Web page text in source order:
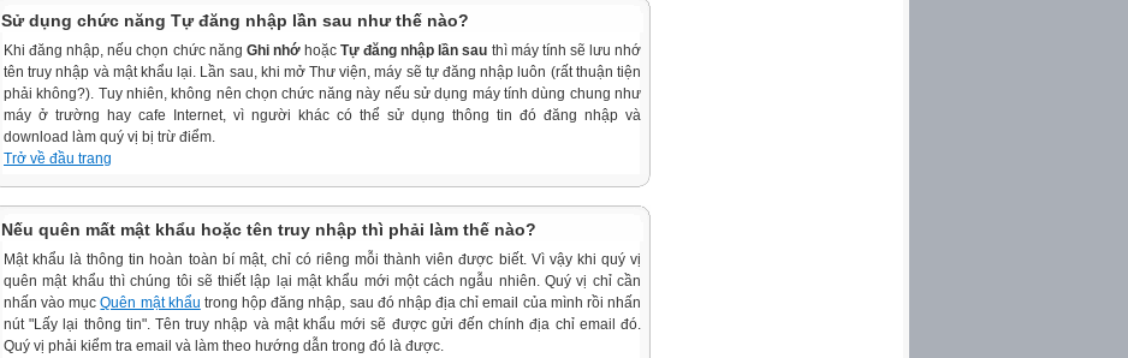
Sử dụng chức năng Tự đăng nhập lần sau như thế nào?
Khi đăng nhập, nếu chọn chức năng Ghi nhớhoặcTự đăng nhập lần sau thì máy tính sẽ lưu nhớ
tên truy nhập và mật khẩu lại. Lần sau, khi mở Thư viện, máy sẽ tự đăng nhập luôn (rất thuận tiện
phải không?). Tuy nhiên, không nên chọn chức năng này nếu sử dụng máy tính dùng chung như
máy ở trường hay cafe Internet, vì người khác có thể sử dụng thông tin đó đăng nhập và
download làm quý vị bị trừ điểm.
Trở về đầu trang
Nếu quên mất mật khẩu hoặc tên truy nhập thì phải làm thế nào?
Mật khẩu là thông tin hoàn toàn bí mật, chỉ có riêng mỗi thành viên được biết. Vì vậy khi quý vị
quên mật khẩu thì chúng tôi sẽ thiết lập lại mật khẩu mới một cách ngẫu nhiên. Quý vị chỉ cần
nhấn vào mụcQuên mật khẩu trong hộp đăng nhập, sau đó nhập địa chỉ email của mình rồi nhấn
nút "Lấy lại thông tin". Tên truy nhập và mật khẩu mới sẽ được gửi đến chính địa chỉ email đó.
Quý vị phải kiểm tra email và làm theo hướng dẫn trong đó là được.